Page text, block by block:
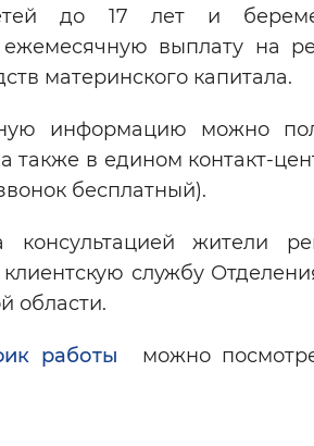
до 17 лет и
выплату на
материнского капитала.
информацию можно
также в едином контакт-
бесплатный).
консультацией жители
службу
области.
работы можно